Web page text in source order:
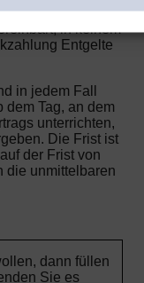
mit Ihnen
in keinem
Entgelte
in jedem Fall
dem Tag, an dem
unterrichten,
Die Frist ist
der Frist von
die unmittelbaren
dann füllen
Sie es